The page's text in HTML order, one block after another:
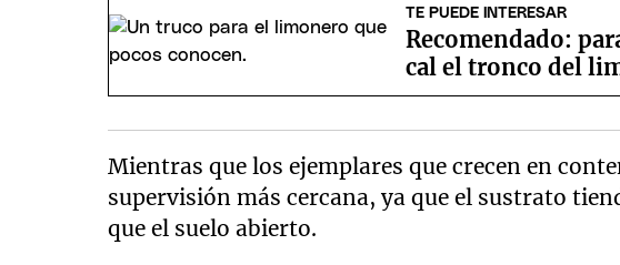
TE PUEDE INTERESAR
Recomendado:
cal el tronco del
Mientras que los ejemplares que crecen en
supervisión más cercana, ya que el sustrato
que el suelo abierto.